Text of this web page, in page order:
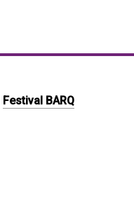
Festival BARQ